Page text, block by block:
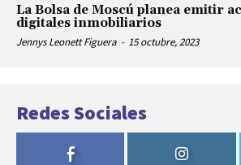
La Bolsa de Moscú planea emitir
digitales inmobiliarios
Jennys Leonett Figuera - 15 octubre, 2023
Redes Sociales